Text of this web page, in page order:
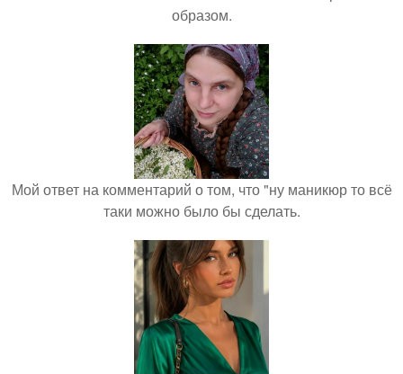
образом.
Мой ответ на комментарий о том, что "ну маникюр то всё
таки можно было бы сделать.